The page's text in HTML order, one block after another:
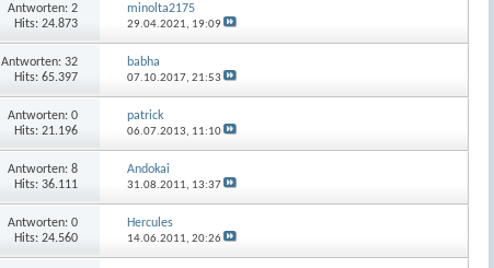
Antworten: 2
Hits: 24.873
minolta2175
29.04.2021, 19:09
Antworten: 32
Hits: 65.397
babha
07.10.2017,21:53
Antworten: 0
Hits: 21.196
patrick
06.07.2013, 11:10
Antworten: 8
Hits: 36.111
Andokai
31.08.2011, 13:37
Antworten: 0
Hits: 24.560
Hercules
14.06.2011,20:26